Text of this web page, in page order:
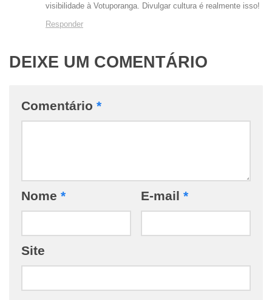
visibilidade à Votuporanga. Divulgar cultura é realmente isso!
Responder
DEIXE UM COMENTÁRIO
Comentário *
Nome * E-mail *
Site